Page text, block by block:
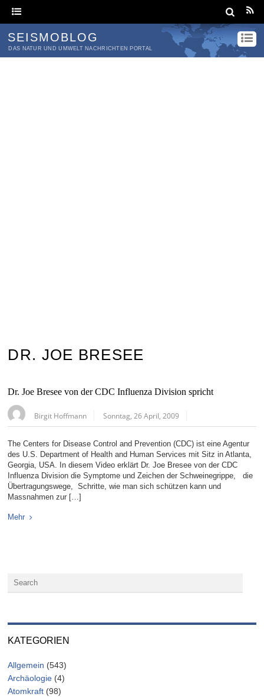
SEISMOBLOG
DAS NATUR UND UMWELT NACHRICHTEN PORTAL
DR. JOE BRESEE
Dr. Joe Bresee von der CDC Influenza Division spricht
Birgit Hoffmann Sonntag, 26 April, 2009
The Centers for Disease Control and Prevention (CDC) ist eine Agentur
des U.S. Department of Health and Human Services mit Sitz in Atlanta,
Georgia, USA. In diesem Video erklärt Dr. Joe Bresee von der CDC
Influenza Division die Symptome und Zeichen der Schweinegrippe, die
Übertragungswege, Schritte, wie man sich schützen kann und
Massnahmen zur […]
Mehr
KATEGORIEN
Allgemein (543)
Archäologie (4)
Atomkraft (98)